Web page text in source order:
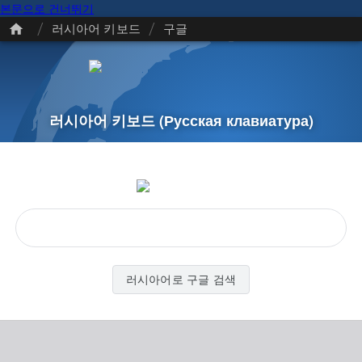
본문으로 건너뛰기
/ 러시아어 키보드 / 구글
러시아어 키보드(Русская клавиатура)
러시아어로 구글 검색